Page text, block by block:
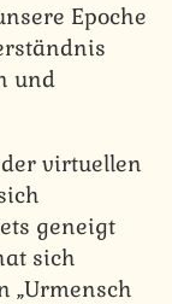
Epoche
und
virtuellen
geneigt
sich
„Urmensch